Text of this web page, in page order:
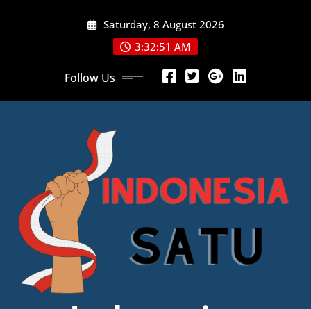
Saturday, 8 August 2026
3:32:52 AM
Follow Us